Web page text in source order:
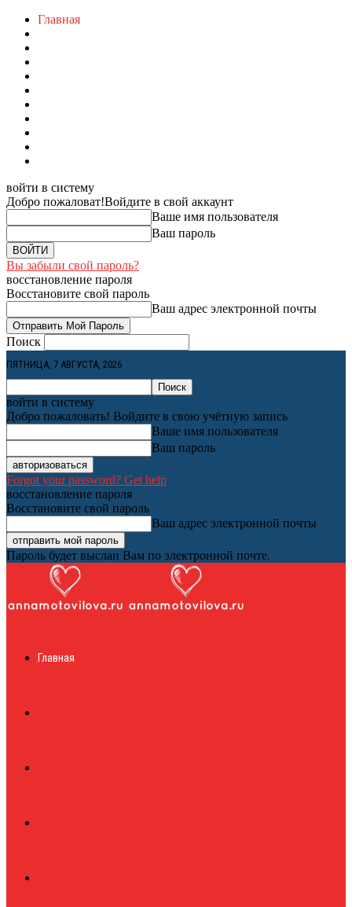
Главная
войти в систему
Добро пожаловат!Войдите в свой аккаунт
Ваше имя пользователя
Ваш пароль
Вы забыли свой пароль?
восстановление пароля
Восстановите свой пароль
Ваш адрес электронной почты
Поиск
ПЯТНИЦА, 7 АВГУСТА, 2026
войти в систему
Добро пожаловать! Войдите в свою учётную запись
Ваше имя пользователя
Ваш пароль
Forgot your password? Get help
восстановление пароля
Восстановите свой пароль
Ваш адрес электронной почты
Пароль будет выслан Вам по электронной почте.
журналГлавная